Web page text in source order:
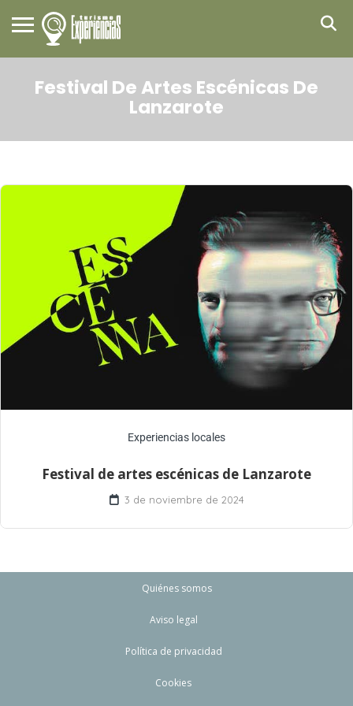
Festival De Artes Escénicas De
Lanzarote
Experiencias locales
Festival de artes escénicas de Lanzarote
3 de noviembre de 2024
Quiénes somos
Aviso legal
Política de privacidad
Cookies